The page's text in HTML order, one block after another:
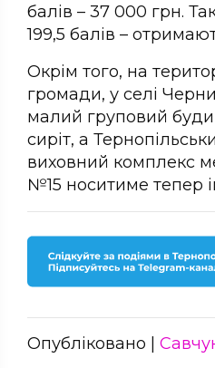
балів – 37 000 грн.
199,5 балів –
Окрім того, на
громади, у селі
малий груповий
сиріт, а
виховний комплекс
№15 носитиме тепер
Опубліковано |